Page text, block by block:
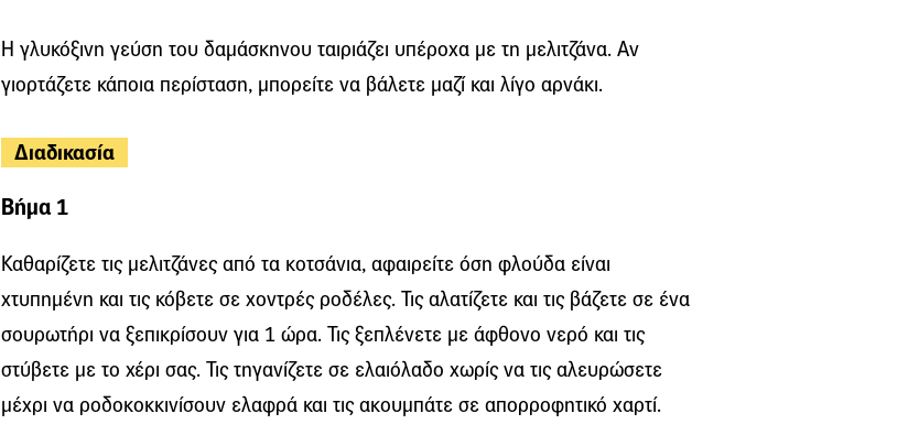
Η γλυκόξινη γεύση του δαμάσκηνου ταιριάζει υπέροχα με τη μελιτζάνα. Αν
γιορτάζετε κάποια περίσταση, μπορείτε να βάλετε μαζί και λίγο αρνάκι.
Διαδικασία
Βήμα 1
Καθαρίζετε τις μελιτζάνες από τα κοτσάνια, αφαιρείτε όση φλούδα είναι
χτυπημένη και τις κόβετε σε χοντρές ροδέλες. Τις αλατίζετε και τις βάζετε σε ένα
σουρωτήρι να ξεπικρίσουν για 1 ώρα. Τις ξεπλένετε με άφθονο νερό και τις
στύβετε με το χέρι σας. Τις τηγανίζετε σε ελαιόλαδο χωρίς να τις αλευρώσετε
μέχρι να ροδοκοκκινίσουν ελαφρά και τις ακουμπάτε σε απορροφητικό χαρτί.